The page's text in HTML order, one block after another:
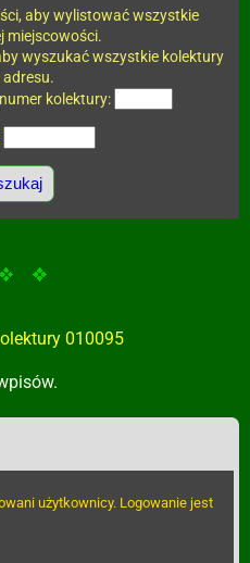
aby wylistować wszystkie
miejscowości.
wyszukać wszystkie kolektury
kolektury:
010095
użytkownicy. Logowanie jest